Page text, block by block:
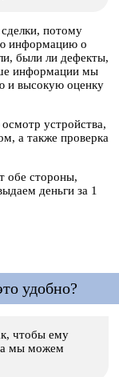
потому
информацию о
были ли дефекты,
информации мы
и высокую оценку
устройства,
а также проверка
обе стороны,
деньги за 1
удобно?
чтобы ему
а мы можем